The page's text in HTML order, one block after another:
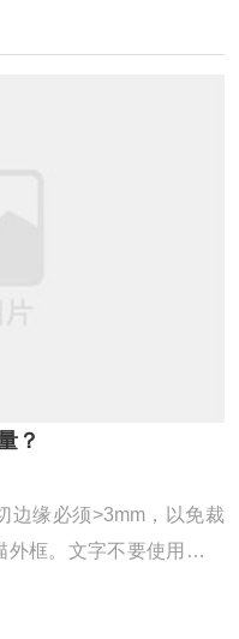
是三大区域印刷基地中
：一、开放进程落后。由
？
边缘必须>3mm，以免裁
框。文字不要使用系统
互相重叠的错乱现象。